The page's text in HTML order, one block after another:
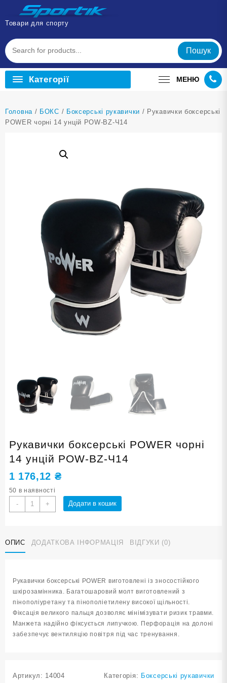
Перейти
вмісту
Товари для спорту
Пошук
Категорії МЕНЮ
Головна / БОКС / Боксерські рукавички / Рукавички боксерські
POWER чорні 14 унцій POW-BZ-Ч14
Рукавички боксерські POWER чорні
14 унцій POW-BZ-Ч14
1 176,12 ₴
50 в наявності
-
Рукавички
боксерські
14
унцій
+ Додати в кошик
ОПИС ДОДАТКОВА ІНФОРМАЦІЯ ВІДГУКИ (0)
Рукавички боксерські POWER виготовлені із зносостійкого
шкірозамінника. Багатошаровий молт виготовлений з
пінополіуретану та пінополіетилену високої щільності.
Фіксація великого пальця дозволяє мінімізувати ризик травми.
Манжета надійно фіксується липучкою. Перфорація на долоні
забезпечує вентиляцію повітря під час тренування.
Артикул: 14004 Категорія: Боксерські рукавички